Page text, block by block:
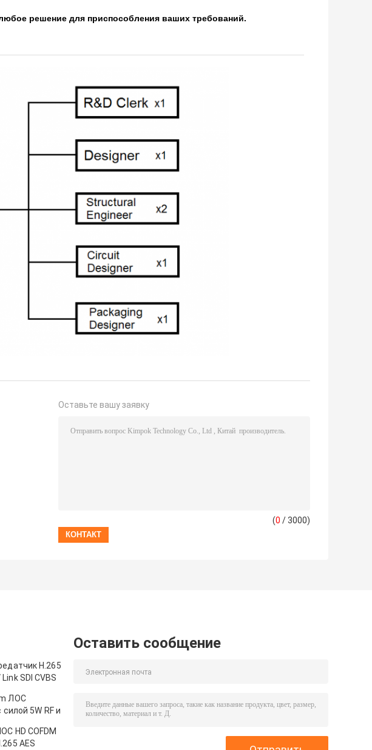
решение для приспособления ваших требований.
Оставьте вашу заявку
(0 / 3000)
H.265
SDI CVBS
ЛОС
5W RF и
HD COFDM
AES
Оставить сообщение